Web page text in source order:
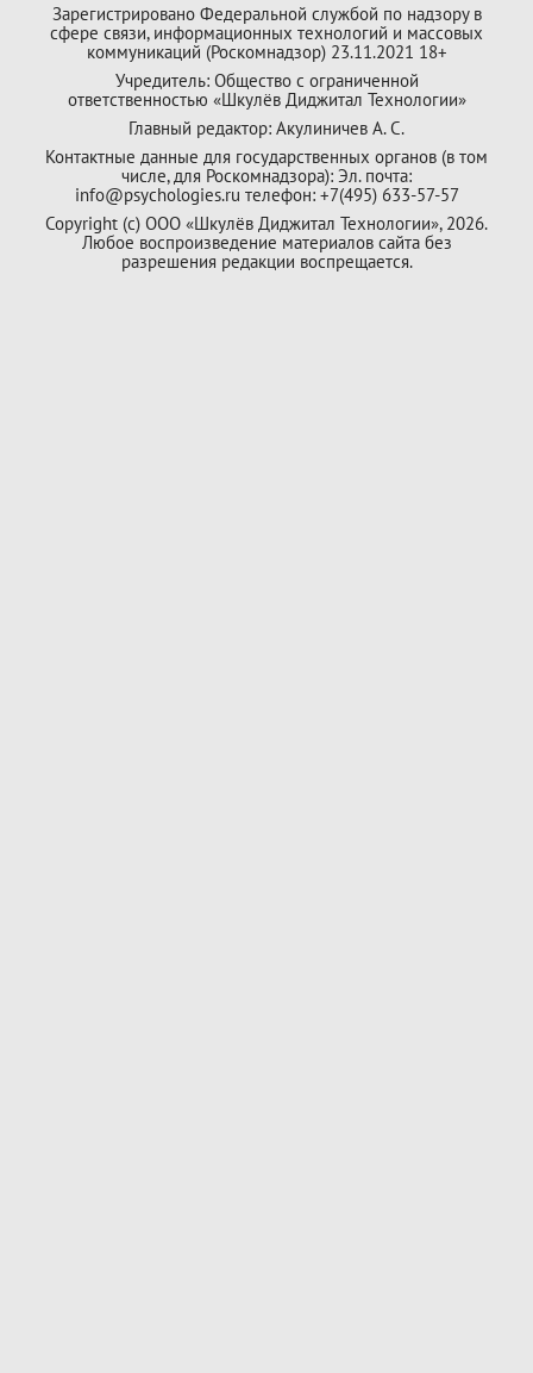
Зарегистрировано Федеральной службой по надзору в
сфере связи, информационных технологий и массовых
коммуникаций (Роскомнадзор) 23.11.2021 18+
Учредитель: Общество с ограниченной
ответственностью «Шкулёв Диджитал Технологии»
Главный редактор: Акулиничев А. С.
Контактные данные для государственных органов (в том
числе, для Роскомнадзора): Эл. почта:
info@psychologies.ru телефон: +7(495) 633-57-57
Copyright (с) ООО «Шкулёв Диджитал Технологии», 2026.
Любое воспроизведение материалов сайта без
разрешения редакции воспрещается.